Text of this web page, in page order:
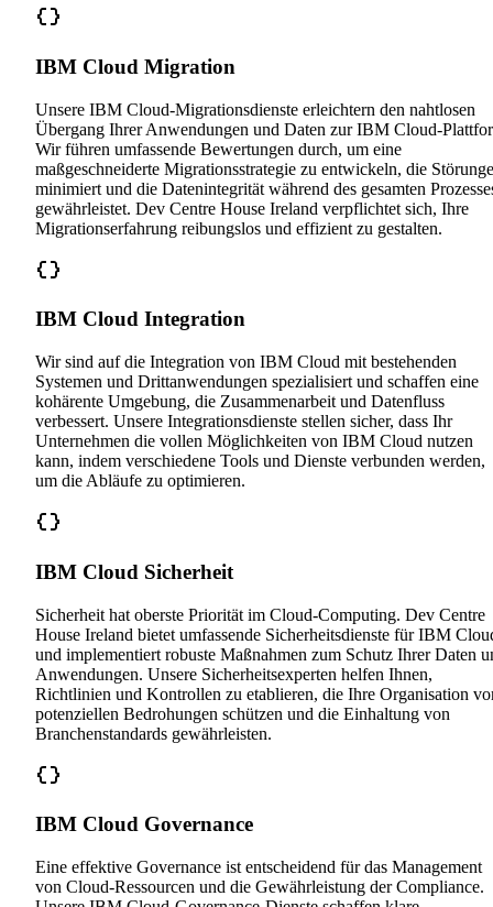
IBM Cloud Migration
Unsere IBM Cloud-Migrationsdienste erleichtern den nahtlosen
Übergang Ihrer Anwendungen und Daten zur IBM Cloud-
Wir führen umfassende Bewertungen durch, um eine
maßgeschneiderte Migrationsstrategie zu entwickeln, die
minimiert und die Datenintegrität während des gesamten
gewährleistet. Dev Centre House Ireland verpflichtet sich, Ihre
Migrationserfahrung reibungslos und effizient zu gestalten.
IBM Cloud Integration
Wir sind auf die Integration von IBM Cloud mit bestehenden
Systemen und Drittanwendungen spezialisiert und schaffen eine
kohärente Umgebung, die Zusammenarbeit und Datenfluss
verbessert. Unsere Integrationsdienste stellen sicher, dass Ihr
Unternehmen die vollen Möglichkeiten von IBM Cloud nutzen
kann, indem verschiedene Tools und Dienste verbunden werden,
um die Abläufe zu optimieren.
IBM Cloud Sicherheit
Sicherheit hat oberste Priorität im Cloud-Computing. Dev Centre
House Ireland bietet umfassende Sicherheitsdienste für IBM
und implementiert robuste Maßnahmen zum Schutz Ihrer Daten
Anwendungen. Unsere Sicherheitsexperten helfen Ihnen,
Richtlinien und Kontrollen zu etablieren, die Ihre Organisation
potenziellen Bedrohungen schützen und die Einhaltung von
Branchenstandards gewährleisten.
IBM Cloud Governance
Eine effektive Governance ist entscheidend für das Management
von Cloud-Ressourcen und die Gewährleistung der Compliance.